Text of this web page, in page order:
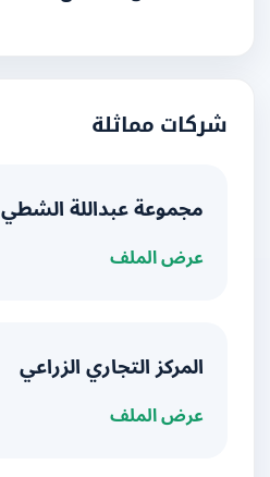
شركات مماثلة
مجموعة عبداللة الشطي
عرض الملف
المركز التجاري الزراعي
عرض الملف